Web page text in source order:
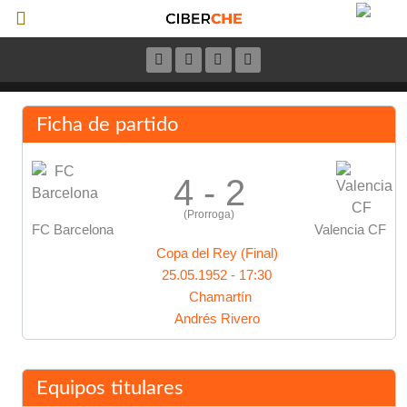
Ficha de partido
FC Barcelona
4 - 2
(Prorroga)
Valencia CF
Copa del Rey (Final)
25.05.1952 - 17:30
Chamartín
Andrés Rivero
Equipos titulares